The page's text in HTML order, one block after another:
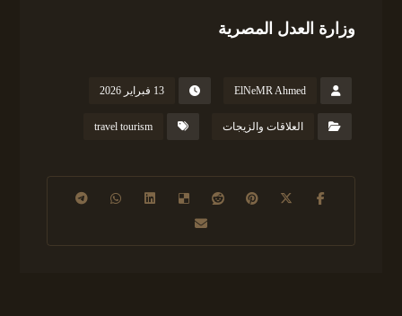
وزارة العدل المصرية
ElNeMR Ahmed 13 فبراير 2026
العلاقات والزيجات travel tourism